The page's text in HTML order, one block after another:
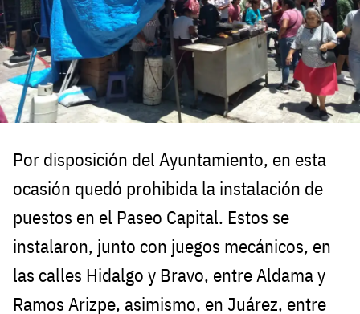
Por disposición del Ayuntamiento, en esta
ocasión quedó prohibida la instalación de
puestos en el Paseo Capital. Estos se
instalaron, junto con juegos mecánicos, en
las calles Hidalgo y Bravo, entre Aldama y
Ramos Arizpe, asimismo, en Juárez, entre